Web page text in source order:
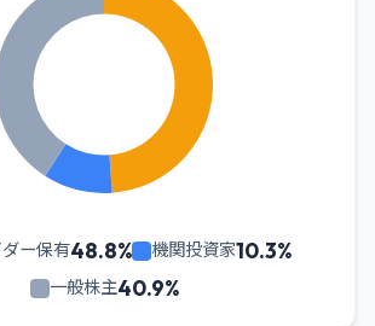
ー保有48.8% 機関投資家10.3%
一般株主40.9%